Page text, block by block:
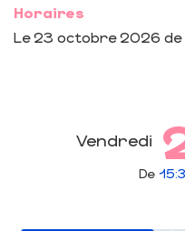
Horaires
Le 23 octobre 2026
Vendredi
De